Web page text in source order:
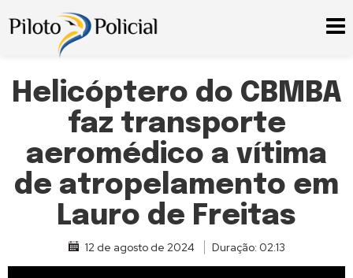
Helicóptero do CBMBA
faz transporte
aeromédico a vítima
de atropelamento em
Lauro de Freitas
12 de agosto de 2024 Duração: 02:13